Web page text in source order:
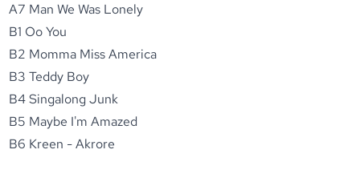
A7 Man We Was Lonely
B1 Oo You
B2 Momma Miss America
B3 Teddy Boy
B4 Singalong Junk
B5 Maybe I'm Amazed
B6 Kreen - Akrore